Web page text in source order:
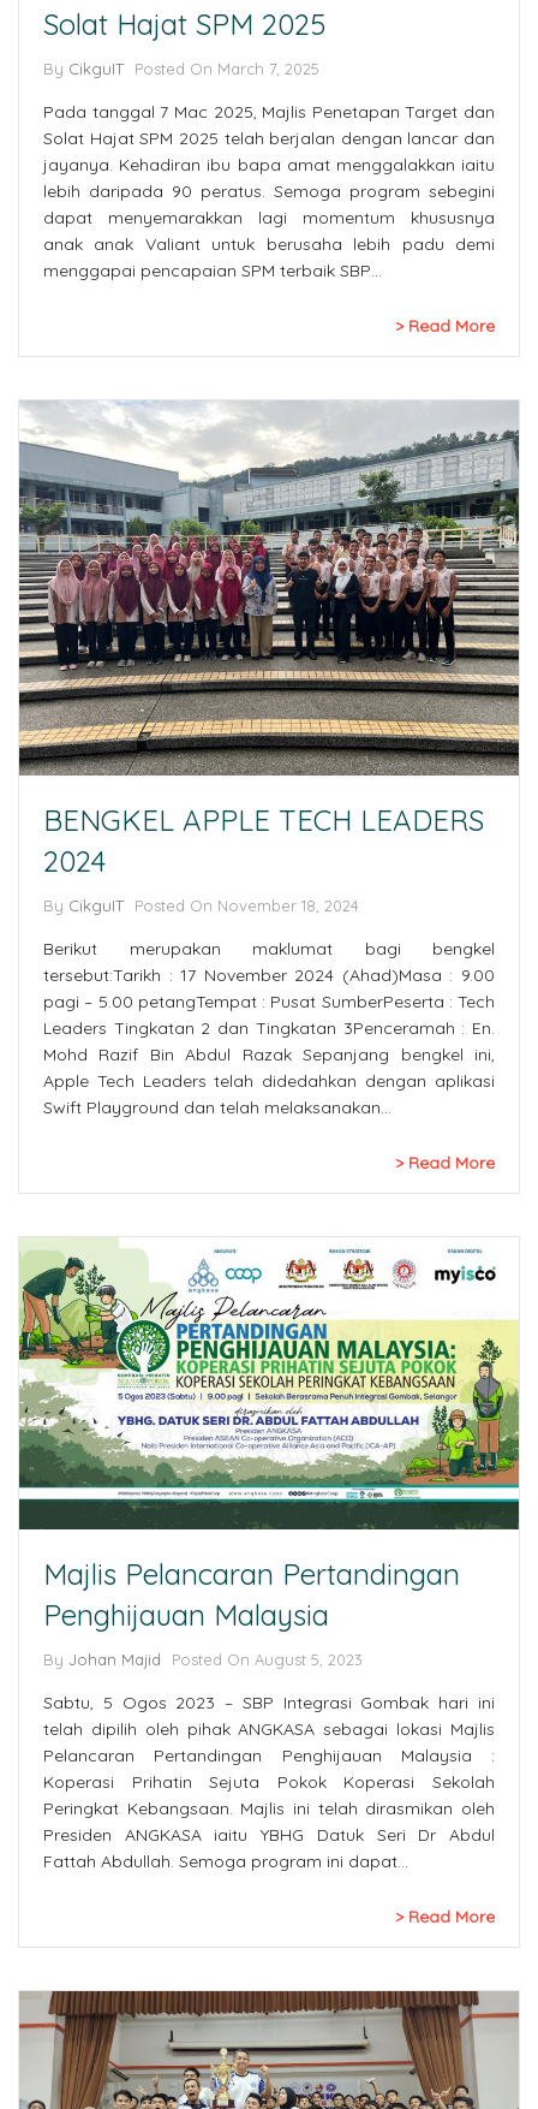
Solat Hajat SPM 2025
By CikguIT Posted On March 7, 2025
Pada tanggal 7 Mac 2025, Majlis Penetapan Target dan
Solat Hajat SPM 2025 telah berjalan dengan lancar dan
jayanya. Kehadiran ibu bapa amat menggalakkan iaitu
lebih daripada 90 peratus. Semoga program sebegini
dapat menyemarakkan lagi momentum khususnya
anak anak Valiant untuk berusaha lebih padu demi
menggapai pencapaian SPM terbaik SBP…
Read More
BENGKEL APPLE TECH LEADERS
2024
By CikguIT Posted On November 18, 2024
Berikut merupakan maklumat bagi bengkel
tersebut:Tarikh : 17 November 2024 (Ahad)Masa : 9.00
pagi – 5.00 petangTempat : Pusat SumberPeserta : Tech
Leaders Tingkatan 2 dan Tingkatan 3Penceramah : En.
Mohd Razif Bin Abdul Razak Sepanjang bengkel ini,
Apple Tech Leaders telah didedahkan dengan aplikasi
Swift Playground dan telah melaksanakan…
Read More
Majlis Pelancaran Pertandingan
Penghijauan Malaysia
By Johan Majid Posted On August 5, 2023
Sabtu, 5 Ogos 2023 – SBP Integrasi Gombak hari ini
telah dipilih oleh pihak ANGKASA sebagai lokasi Majlis
Pelancaran Pertandingan Penghijauan Malaysia :
Koperasi Prihatin Sejuta Pokok Koperasi Sekolah
Peringkat Kebangsaan. Majlis ini telah dirasmikan oleh
Presiden ANGKASA iaitu YBHG Datuk Seri Dr Abdul
Fattah Abdullah. Semoga program ini dapat…
Read More